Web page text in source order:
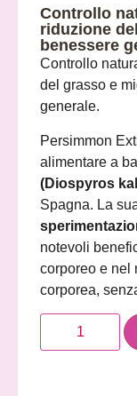
Controllo
riduzione
benessere
Controllo
del grasso e
generale.
Persimmon
alimentare a
(Diospyros
Spagna. La
notevoli
corporeo e nel
corporea,